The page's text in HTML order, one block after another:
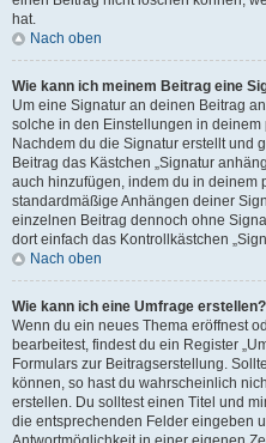
hat.
Nach oben
Wie kann ich meinem Beitrag eine
Um eine Signatur an deinen Beitrag
solche in den Einstellungen in
Nachdem du die Signatur erstellt und
Beitrag das Kästchen „Signatur
auch hinzufügen, indem du in deinem
standardmäßige Anhängen deiner
einzelnen Beitrag dennoch ohne
dort einfach das Kontrollkästchen
Nach oben
Wie kann ich eine Umfrage erstellen?
Wenn du ein neues Thema eröffnest
bearbeitest, findest du ein Register
Formulars zur Beitragserstellung.
können, so hast du wahrscheinlich
erstellen. Du solltest einen Titel und
die entsprechenden Felder eingeben